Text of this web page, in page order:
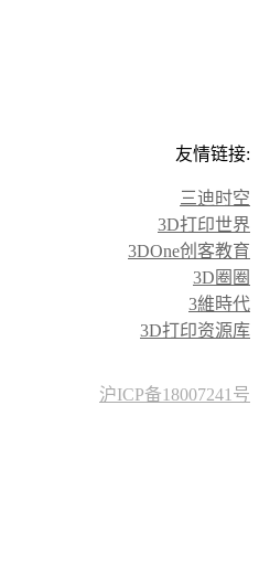
友情链接:
三迪时空
3D打印世界
3DOne创客教育
3D圈圈
3維時代
3D打印资源库
沪ICP备18007241号